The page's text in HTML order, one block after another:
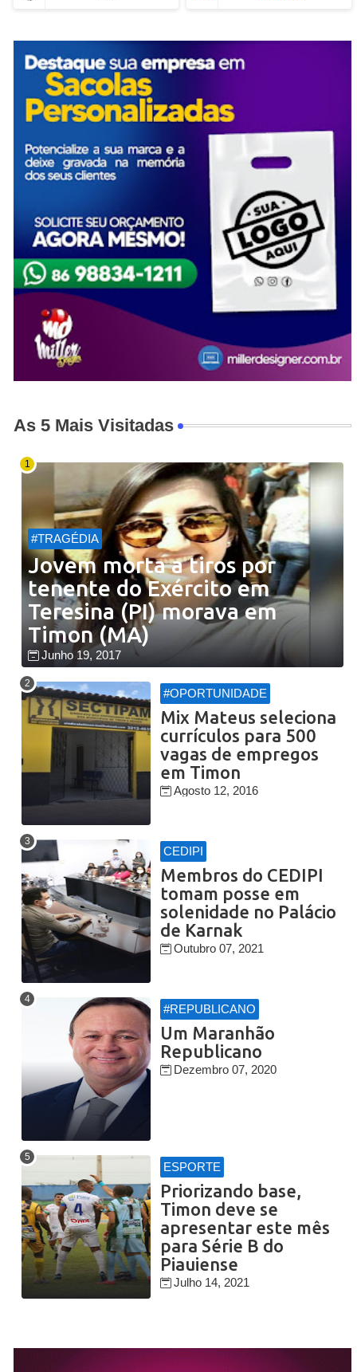
As 5 Mais Visitadas
#TRAGÉDIA
Jovem morta a tiros por
tenente do Exército em
Teresina (PI) morava em
Timon (MA)
Junho 19, 2017
#OPORTUNIDADE
Mix Mateus seleciona
currículos para 500
vagas de empregos
em Timon
Agosto 12, 2016
CEDIPI
Membros do CEDIPI
tomam posse em
solenidade no Palácio
de Karnak
Outubro 07, 2021
#REPUBLICANO
Um Maranhão
Republicano
Dezembro 07, 2020
ESPORTE
Priorizando base,
Timon deve se
apresentar este mês
para Série B do
Piauiense
Julho 14, 2021